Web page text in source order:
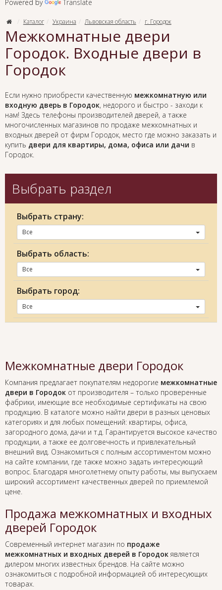
Powered by Translate
Каталог Украина Львовская область г. Городок
Межкомнатные двери
Городок. Входные двери в
Городок
Если нужно приобрести качественную межкомнатную или
входную дверь в Городок, недорого и быстро - заходи к
нам! Здесь телефоны производителей дверей, а также
многочисленных магазинов по продаже межкомнатных и
входных дверей от фирм Городок, место где можно заказать и
купить двери для квартиры, дома, офиса или дачи в
Городок.
Выбрать раздел
Выбрать страну:
Все
Выбрать область:
Все
Выбрать город:
Все
Межкомнатные двери Городок
Компания предлагает покупателям недорогие межкомнатные
двери в Городок от производителя – только проверенные
фабрики, имеющие все необходимые сертификаты на свою
продукцию. В каталоге можно найти двери в разных ценовых
категориях и для любых помещений: квартиры, офиса,
загородного дома, дачи и т.д. Гарантируется высокое качество
продукции, а также ее долговечность и привлекательный
внешний вид. Ознакомиться с полным ассортиментом можно
на сайте компании, где также можно задать интересующий
вопрос. Благодаря многолетнему опыту работы, мы выпускаем
широкий ассортимент качественных дверей по приемлемой
цене.
Продажа межкомнатных и входных
дверей Городок
Современный интернет магазин по продаже
межкомнатных и входных дверей в Городок является
дилером многих известных брендов. На сайте можно
ознакомиться с подробной информацией об интересующих
товарах.